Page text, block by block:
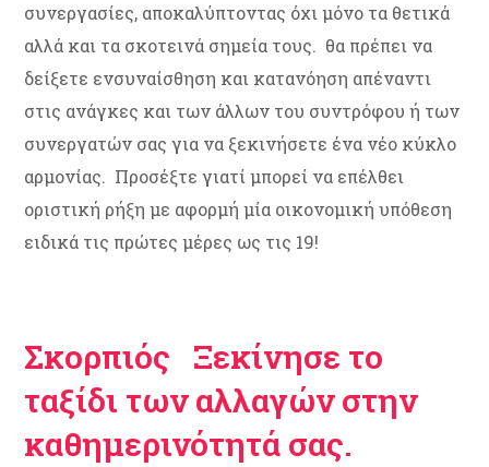
συνεργασίες, αποκαλύπτοντας όχι μόνο τα θετικά
αλλά και τα σκοτεινά σημεία τους. θα πρέπει να
δείξετε ενσυναίσθηση και κατανόηση απέναντι
στις ανάγκες και των άλλων του συντρόφου ή των
συνεργατών σας για να ξεκινήσετε ένα νέο κύκλο
αρμονίας. Προσέξτε γιατί μπορεί να επέλθει
οριστική ρήξη με αφορμή μία οικονομική υπόθεση
ειδικά τις πρώτες μέρες ως τις 19!
Σκορπιός Ξεκίνησε το
ταξίδι των αλλαγών στην
καθημερινότητά σας.